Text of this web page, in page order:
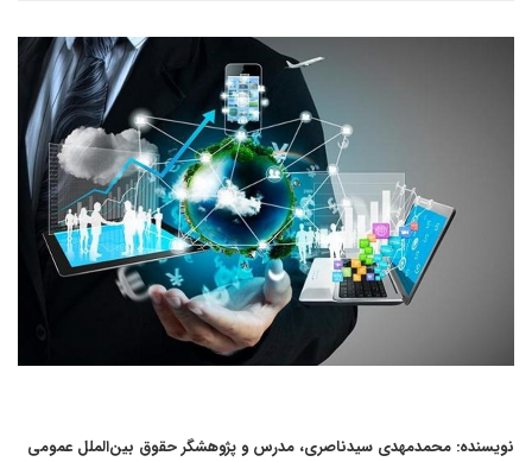
نویسنده: محمدمهدی سیدناصری، مدرس و پژوهشگر حقوق بین‌الملل عمومی